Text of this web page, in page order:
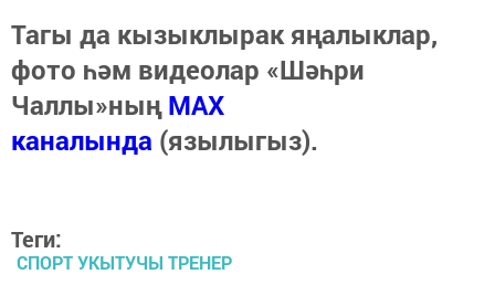
Тагы да кызыклырак яңалыклар,
фото һәм видеолар «Шәһри
Чаллы»ныңMAX
каналында (язылыгыз).
Теги:
СПОРТ УКЫТУЧЫ ТРЕНЕР